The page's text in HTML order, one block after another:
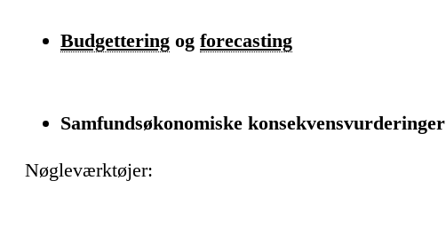
Budgettering og forecasting
Samfundsøkonomiske konsekvensvurderinger
Nøgleværktøjer: